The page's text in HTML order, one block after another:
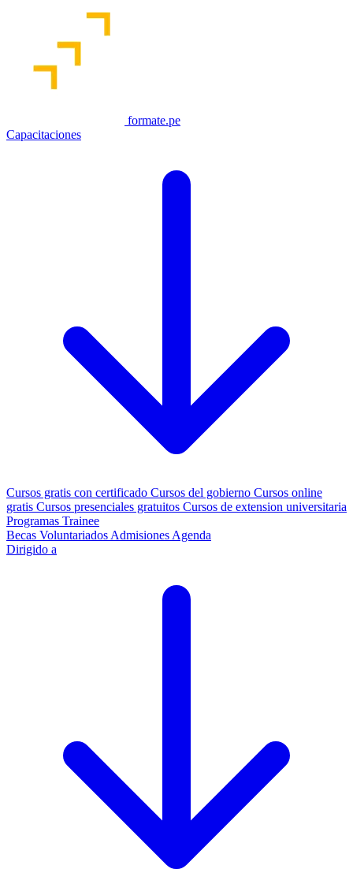
formate.pe
Capacitaciones
Cursos gratis con certificado Cursos del gobierno Cursos online
gratis Cursos presenciales gratuitos Cursos de extension universitaria
Programas Trainee
Becas Voluntariados Admisiones Agenda
Dirigido a